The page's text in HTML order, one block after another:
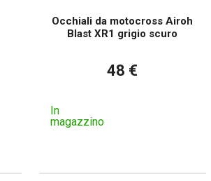
Occhiali da motocross Airoh
Blast XR1 grigio scuro
48 €
In
magazzino